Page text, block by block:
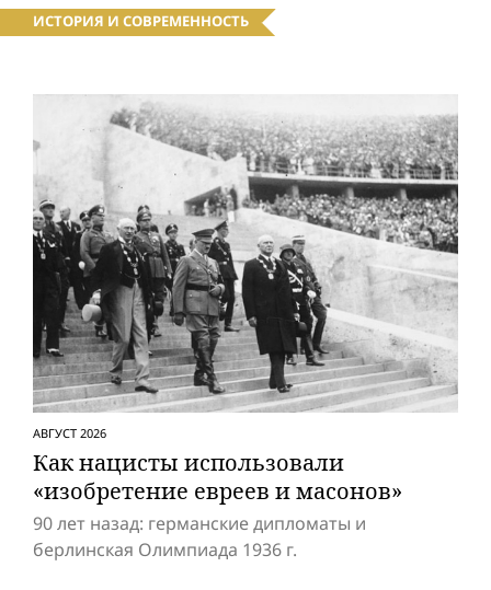
ИСТОРИЯ И СОВРЕМЕННОСТЬ
АВГУСТ 2026
Как нацисты использовали
«изобретение евреев и масонов»
90 лет назад: германские дипломаты и
берлинская Олимпиада 1936 г.